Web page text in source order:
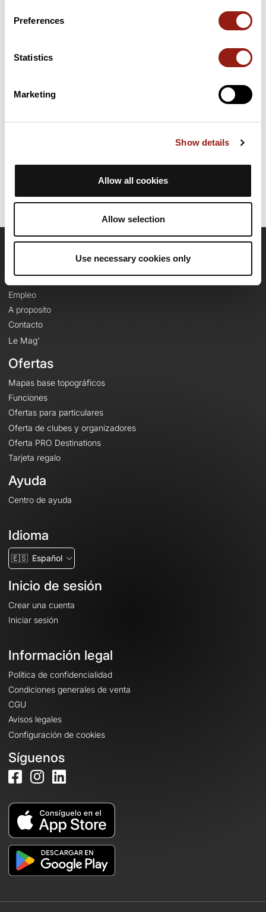
Preferences
Statistics
Marketing
Show details
Allow all cookies
Allow selection
Use necessary cookies only
Resumen
Descubre este recorrido de bicicleta de 165,8 km cerca de
2530m. Calcula unas 8 horas y 9 minutos para completar esta
Fecha de creación del recorrido: 26 de abril de 2023 5:51:18.
Identificador del recorrido: 16629366
OpenRunner
Equipo
Empleo
A proposito
Contacto
Le Mag'
Ofertas
Mapas base topográficos
Funciones
Ofertas para particulares
Oferta de clubes y organizadores
Oferta PRO Destinations
Tarjeta regalo
Ayuda
Centro de ayuda
Idioma
🇪🇸 Español
Inicio de sesión
Crear una cuenta
Iniciar sesión
Información legal
Política de confidencialidad
Condiciones generales de venta
CGU
Avisos legales
Configuración de cookies
Síguenos